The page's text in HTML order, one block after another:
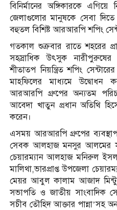
বিনির্মানের অঙ্গিকারকে
জেলাগুলোর মানুষকে সেবা দিতে
বহুতল বিশিষ্ট আরআরপি শপিং
গতকাল শুক্রবার রাতে শহরের
সহস্রাধিক উৎসুক
শীতাতপ নিয়ন্ত্রিত শপিং
মাহফিলের মাধ্যমে উদ্বোধন
আরআরপি গ্রুপের অন্যতম
আবেদা খাতুন প্রধান অতিথি
করেন।
এসময় আরআরপি গ্রুপের
সেবক আলহাজ মনসুর আলমের
চেয়ারম্যান আলহাজ মনিরুল
মালিথা,ভারপ্রাপ্ত উপজেলা
মেয়র আবুল কালাম আজাদ
সভাপতি ও জাতীয় সাংবাদিক
সচীব তৌহিদ আক্তার পান্না’সহ